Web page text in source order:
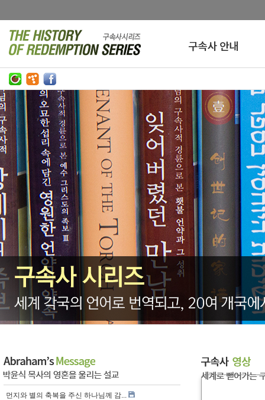
먼지와 별의 축복을 주신 하나님께 감...